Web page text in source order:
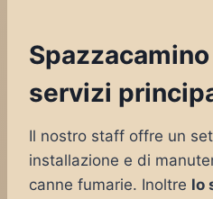
servizi
Il nostro staff offre un
installazione e di
canne fumarie. Inoltre lo